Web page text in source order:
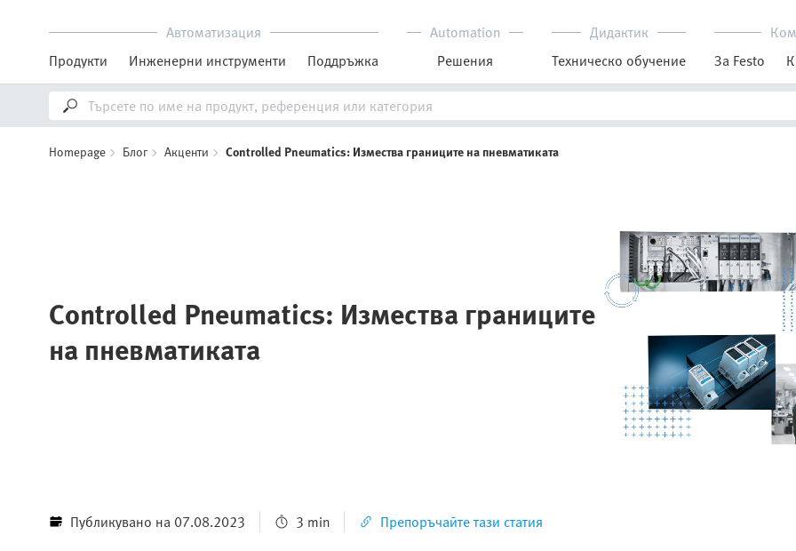
Автоматизация
Продукти
Инженерни инструменти Поддръжка
Automation
Решения
Дидактик
Техническо обучение
За Festo
Homepage Блог Акценти Controlled Pneumatics: Измества границите на пневматиката
Controlled Pneumatics: Измества границите
на пневматиката
Публикувано на 07.08.2023 3 min Препоръчайте тази статия